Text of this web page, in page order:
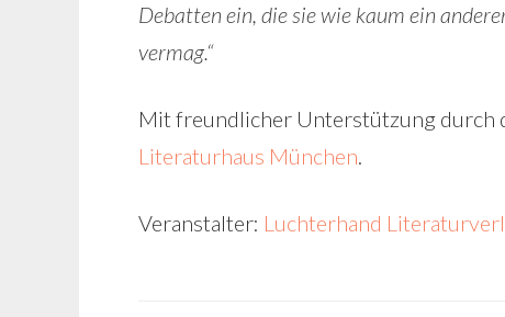
Debatten ein, die sie wie kaum ein
vermag.“
Mit freundlicher Unterstützung durch
Literaturhaus München.
Veranstalter: Luchterhand